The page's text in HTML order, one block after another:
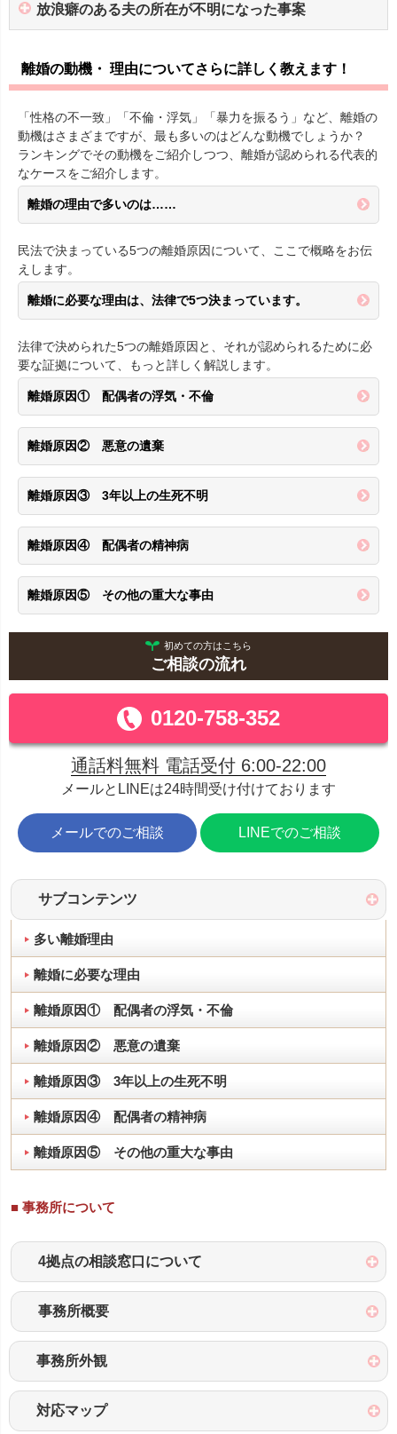
放浪癖のある夫の所在が不明になった事案
離婚の動機・ 理由についてさらに詳しく教えます！
「性格の不一致」「不倫・浮気」「暴力を振るう」など、離婚の
動機はさまざまですが、最も多いのはどんな動機でしょうか？
ランキングでその動機をご紹介しつつ、離婚が認められる代表的
なケースをご紹介します。
離婚の理由で多いのは……
民法で決まっている5つの離婚原因について、ここで概略をお伝
えします。
離婚に必要な理由は、法律で5つ決まっています。
法律で決められた5つの離婚原因と、それが認められるために必
要な証拠について、もっと詳しく解説します。
離婚原因① 配偶者の浮気・不倫
離婚原因② 悪意の遺棄
離婚原因③ 3年以上の生死不明
離婚原因④ 配偶者の精神病
離婚原因⑤ その他の重大な事由
初めての方はこちら
ご相談の流れ
0120-758-352
通話料無料 電話受付 6:00-22:00
メールとLINEは24時間受け付けております
メールでのご相談 LINEでのご相談
サブコンテンツ
多い離婚理由
離婚に必要な理由
離婚原因① 配偶者の浮気・不倫
離婚原因② 悪意の遺棄
離婚原因③ 3年以上の生死不明
離婚原因④ 配偶者の精神病
離婚原因⑤ その他の重大な事由
■ 事務所について
4拠点の相談窓口について
事務所概要
事務所外観
対応マップ